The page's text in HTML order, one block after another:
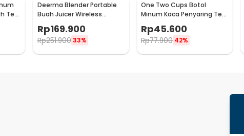
Tea
Deerma Blender Portable
Buah Juicer Wireless
1500mAh 400ml - DEM-
NU05
Rp169.900
Rp251.900 33%
One Two Cups Botol
Minum Kaca Penyaring Teh
Double Wall 230ml - X9001
Rp45.600
Rp77.900 42%